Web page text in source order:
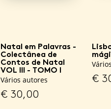
Natal em Palavras -
Colectânea de
Contos de Natal
VOL III - TOMO I
Vários autores
€ 30,00
€